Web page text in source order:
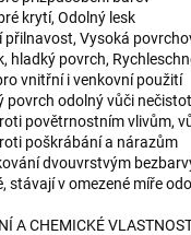
krytí, Odolný lesk
přilnavost, Vysoká
hladký povrch,
vnitřní i venkovní použití
povrch odolný vůči
povětrnostním vlivům,
poškrábání a nárazům
dvouvrstvým
stávají v omezené míře
A CHEMICKÉ